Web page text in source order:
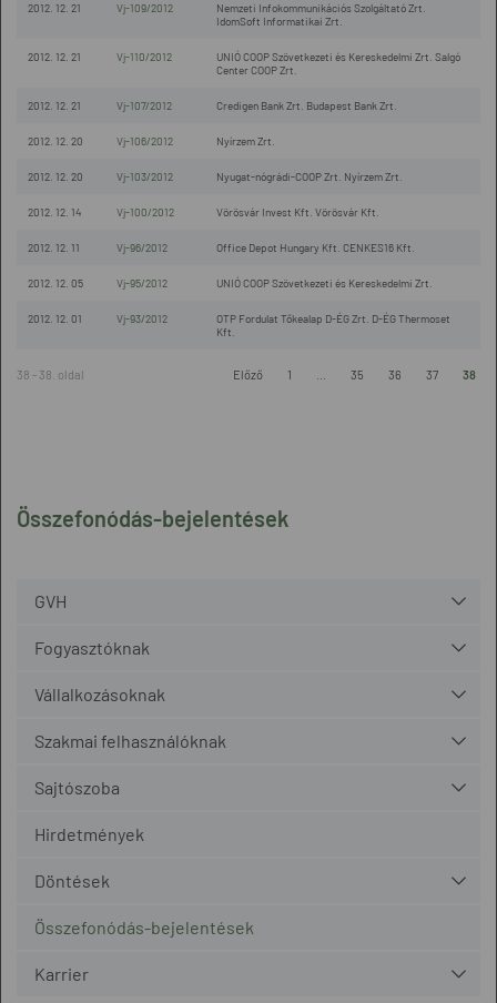
Összefonódás-bejelentések
GVH
Fogyasztóknak
Vállalkozásoknak
Szakmai felhasználóknak
Sajtószoba
Hirdetmények
Döntések
Összefonódás-bejelentések
Karrier
2012. 12. 21 Vj-109/2012
Nemzeti Infokommunikációs Szolgáltató Zrt.
IdomSoft Informatikai Zrt.
2012. 12. 21 Vj-110/2012
UNIÓ COOP Szövetkezeti és Kereskedelmi Zrt. Salgó
Center COOP Zrt.
2012. 12. 21 Vj-107/2012 Credigen Bank Zrt. Budapest Bank Zrt.
2012. 12. 20 Vj-106/2012 Nyírzem Zrt.
2012. 12. 20 Vj-103/2012 Nyugat-nógrádi-COOP Zrt. Nyírzem Zrt.
2012. 12. 14 Vj-100/2012 Vörösvár Invest Kft. Vörösvár Kft.
2012. 12. 11 Vj-96/2012 Office Depot Hungary Kft. CENKES16 Kft.
2012. 12. 05 Vj-95/2012 UNIÓ COOP Szövetkezeti és Kereskedelmi Zrt.
2012. 12. 01 Vj-93/2012
OTP Fordulat Tőkealap D-ÉG Zrt. D-ÉG Thermoset
Kft.
38 - 38. oldal Előző 1 35 36 37 38